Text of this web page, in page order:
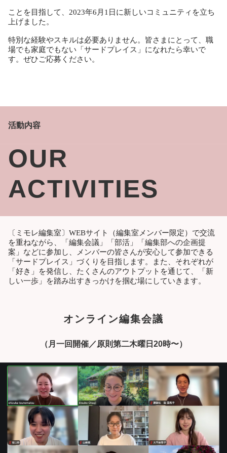
ことを目指して、2023年6月1日に新しいコミュニティを立ち
上げました。
特別な経験やスキルは必要ありません。皆さまにとって、職
場でも家庭でもない「サードプレイス」になれたら幸いで
す。ぜひご応募ください。
活動内容
OUR
ACTIVITIES
〔ミモレ編集室〕WEBサイト（編集室メンバー限定）で交流
を重ねながら、「編集会議」「部活」「編集部への企画提
案」などに参加し、メンバーの皆さんが安心して参加できる
「サードプレイス」づくりを目指します。また、それぞれが
「好き」を発信し、たくさんのアウトプットを通じて、「新
しい一歩」を踏み出すきっかけを掴む場にしていきます。
オンライン編集会議
（月一回開催／原則第二木曜日20時〜）